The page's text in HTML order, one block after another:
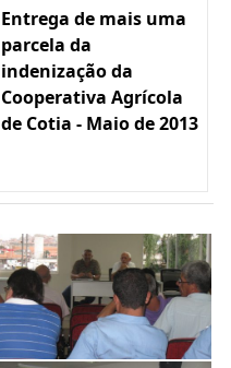
Entrega de mais uma
parcela da
indenização da
Cooperativa Agrícola
de Cotia - Maio de 2013